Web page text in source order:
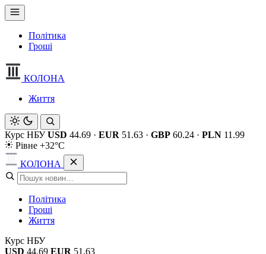
Політика
Гроші
КОЛОНА
Життя
Курс НБУ USD 44.69 · EUR 51.63 · GBP 60.24 · PLN 11.99
Рівне +32°C
КОЛОНА
Політика
Гроші
Життя
Курс НБУ
USD 44.69 EUR 51.63